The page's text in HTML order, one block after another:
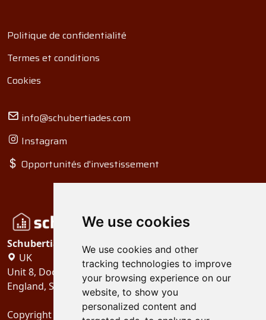
We use cookies
We use cookies and other
tracking technologies to improve
your browsing experience on our
website, to show you
personalized content and
Politique de confidentialité
Termes et conditions
Cookies
info@schubertiades.com
Instagram
Opportunités d'investissement
Schubertiades, Ltd.
UK
Unit 8, Dock Offices, Surrey Quays Road, London
England, SE16 2XU
Copyright 2024 Schubertiades, Ltd.